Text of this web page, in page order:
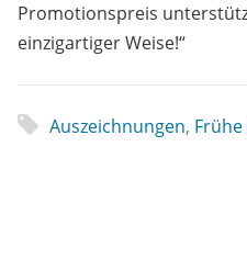
Promotionspreis
einzigartiger Weise!“
Auszeichnungen,